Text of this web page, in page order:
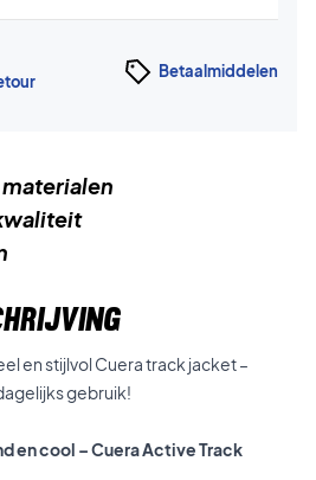
Betaalmiddelen
en stijlvol Cuera track jacket –
gebruik!
en cool – Cuera Active Track